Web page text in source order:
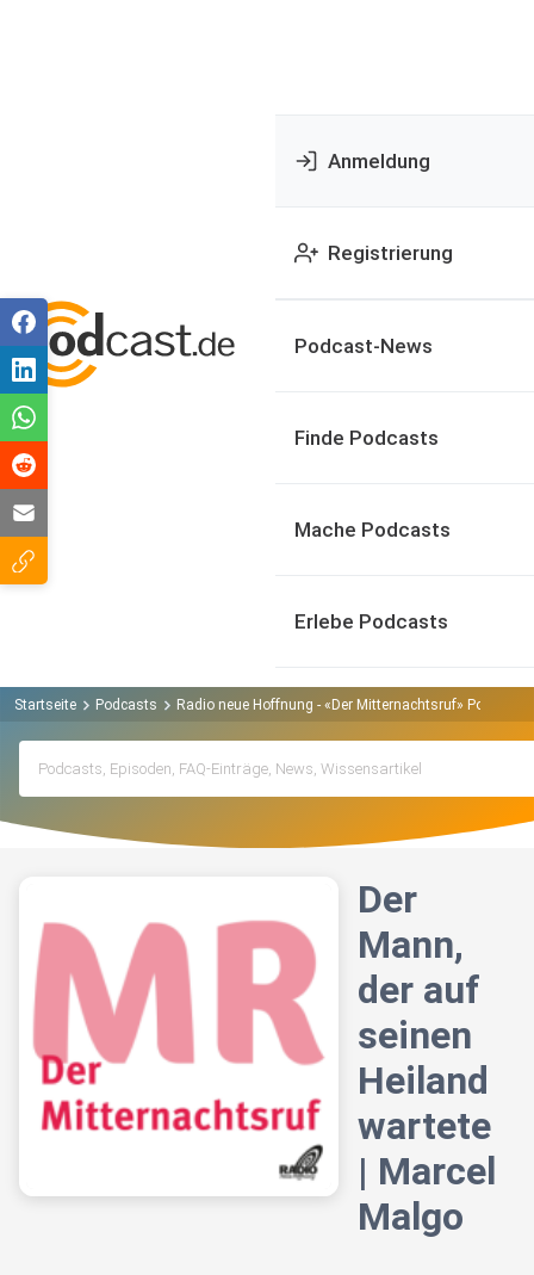
Anmeldung
Registrierung
Podcast-News
Finde Podcasts
Mache Podcasts
Erlebe Podcasts
Startseite Podcasts Radio neue Hoffnung - «Der Mitternachtsruf» Podcast
Der
Mann,
der auf
seinen
Heiland
wartete
| Marcel
Malgo